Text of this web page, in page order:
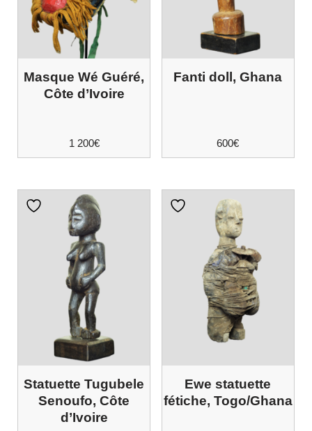
Masque Wé Guéré,
Côte d’Ivoire
1 200€
Fanti doll, Ghana
600€
Statuette Tugubele
Senoufo, Côte
d’Ivoire
Ewe statuette
fétiche, Togo/Ghana